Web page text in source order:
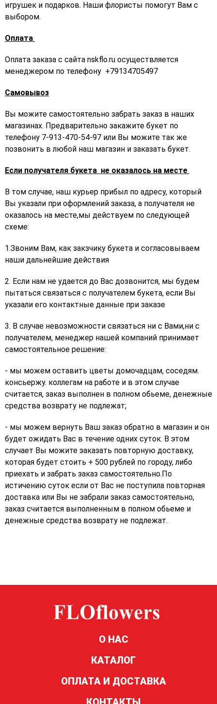
игрушек и подарков. Наши флористы помогут Вам с
выбором.
Оплата
Оплата заказа с сайта nskflo.ru осуществляется
менеджером по телефону +79134705497
Самовывоз
Вы можите самостоятельно забрать заказ в наших
магазинах. Предварительно закажите букет по
телефону 7-913-470-54-97 или Вы можите так же
позвонить в любой наш магазин и заказать букет.
Если получателя букета не оказалось на месте
В том случае, наш курьер прибыл по адресу, который
Вы указали при оформлений заказа, а получателя не
оказалось на месте,мы действуем по следующей
схеме:
1.Звоним Вам, как закзчику букета и согласовываем
наши дальнейшие действия
2. Если нам не удается до Вас дозвонится, мы будем
пытаться связаться с получателем букета, если Вы
указали его контактные данные при заказе
3. В случае невозможности связаться ни с Вами,ни с
получателем, менеджер нашей компаний принимает
самостоятельное решение:
- мы можем оставить цветы домочадцам, соседям.
консьержу. коллегам на работе и в этом случае
считается, заказ выполнен в полном обьеме, денежные
средства возврату не подлежат;
- мы можем вернуть Ваш заказ обратно в магазин и он
будет ожидать Вас в течение одних суток. В этом
случает Вы можите заказать повторную доставку,
которая будет стоить + 500 рублей по городу, либо
приехать и забрать заказ самостоятельно.По
истичению суток если от Вас не поступила повторная
доставка или Вы не забрали заказ самостоятельно,
заказ считается выполненным в полном обьеме и
денежные средства возврату не подлежат.
О НАС
КАТАЛОГ
ОПЛАТА И ДОСТАВКА